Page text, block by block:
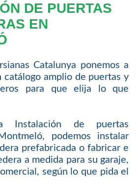
DE PUERTAS
EN
Catalunya ponemos a
catálogo amplio de puertas y
para que elija lo que
Instalación de puertas
podemos instalar
prefabricada o fabricar e
a medida para su garaje,
según lo que pida el